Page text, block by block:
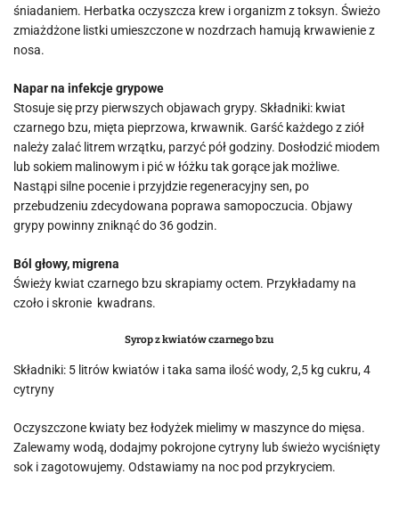
śniadaniem. Herbatka oczyszcza krew i organizm z toksyn. Świeżo
zmiażdżone listki umieszczone w nozdrzach hamują krwawienie z
nosa.
Napar na infekcje grypowe
Stosuje się przy pierwszych objawach grypy. Składniki: kwiat
czarnego bzu, mięta pieprzowa, krwawnik. Garść każdego z ziół
należy zalać litrem wrzątku, parzyć pół godziny. Dosłodzić miodem
lub sokiem malinowym i pić w łóżku tak gorące jak możliwe.
Nastąpi silne pocenie i przyjdzie regeneracyjny sen, po
przebudzeniu zdecydowana poprawa samopoczucia. Objawy
grypy powinny zniknąć do 36 godzin.
Ból głowy, migrena
Świeży kwiat czarnego bzu skrapiamy octem. Przykładamy na
czoło i skronie kwadrans.
Syrop z kwiatów czarnego bzu
Składniki: 5 litrów kwiatów i taka sama ilość wody, 2,5 kg cukru, 4
cytryny
Oczyszczone kwiaty bez łodyżek mielimy w maszynce do mięsa.
Zalewamy wodą, dodajmy pokrojone cytryny lub świeżo wyciśnięty
sok i zagotowujemy. Odstawiamy na noc pod przykryciem.